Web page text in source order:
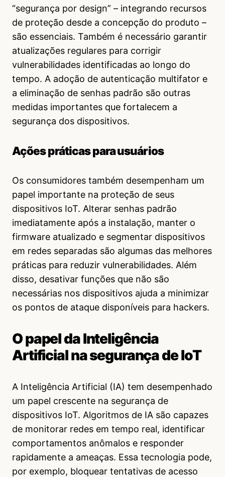
“segurança por design” – integrando recursos
de proteção desde a concepção do produto –
são essenciais. Também é necessário garantir
atualizações regulares para corrigir
vulnerabilidades identificadas ao longo do
tempo. A adoção de autenticação multifator e
a eliminação de senhas padrão são outras
medidas importantes que fortalecem a
segurança dos dispositivos.
Ações práticas para usuários
Os consumidores também desempenham um
papel importante na proteção de seus
dispositivos IoT. Alterar senhas padrão
imediatamente após a instalação, manter o
firmware atualizado e segmentar dispositivos
em redes separadas são algumas das melhores
práticas para reduzir vulnerabilidades. Além
disso, desativar funções que não são
necessárias nos dispositivos ajuda a minimizar
os pontos de ataque disponíveis para hackers.
O papel da Inteligência
Artificial na segurança de IoT
A Inteligência Artificial (IA) tem desempenhado
um papel crescente na segurança de
dispositivos IoT. Algoritmos de IA são capazes
de monitorar redes em tempo real, identificar
comportamentos anômalos e responder
rapidamente a ameaças. Essa tecnologia pode,
por exemplo, bloquear tentativas de acesso